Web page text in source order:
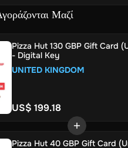
Μαζί
Pizza Hut 130 GBP Gift Card
- Digital Key
UNITED KINGDOM
US$ 199.18
Pizza Hut 40 GBP Gift Card